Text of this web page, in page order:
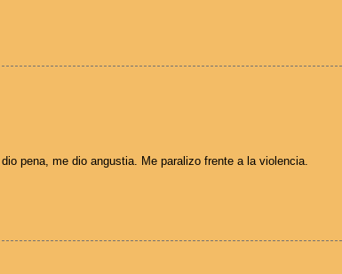
pena, me dio angustia. Me paralizo frente a la violencia.